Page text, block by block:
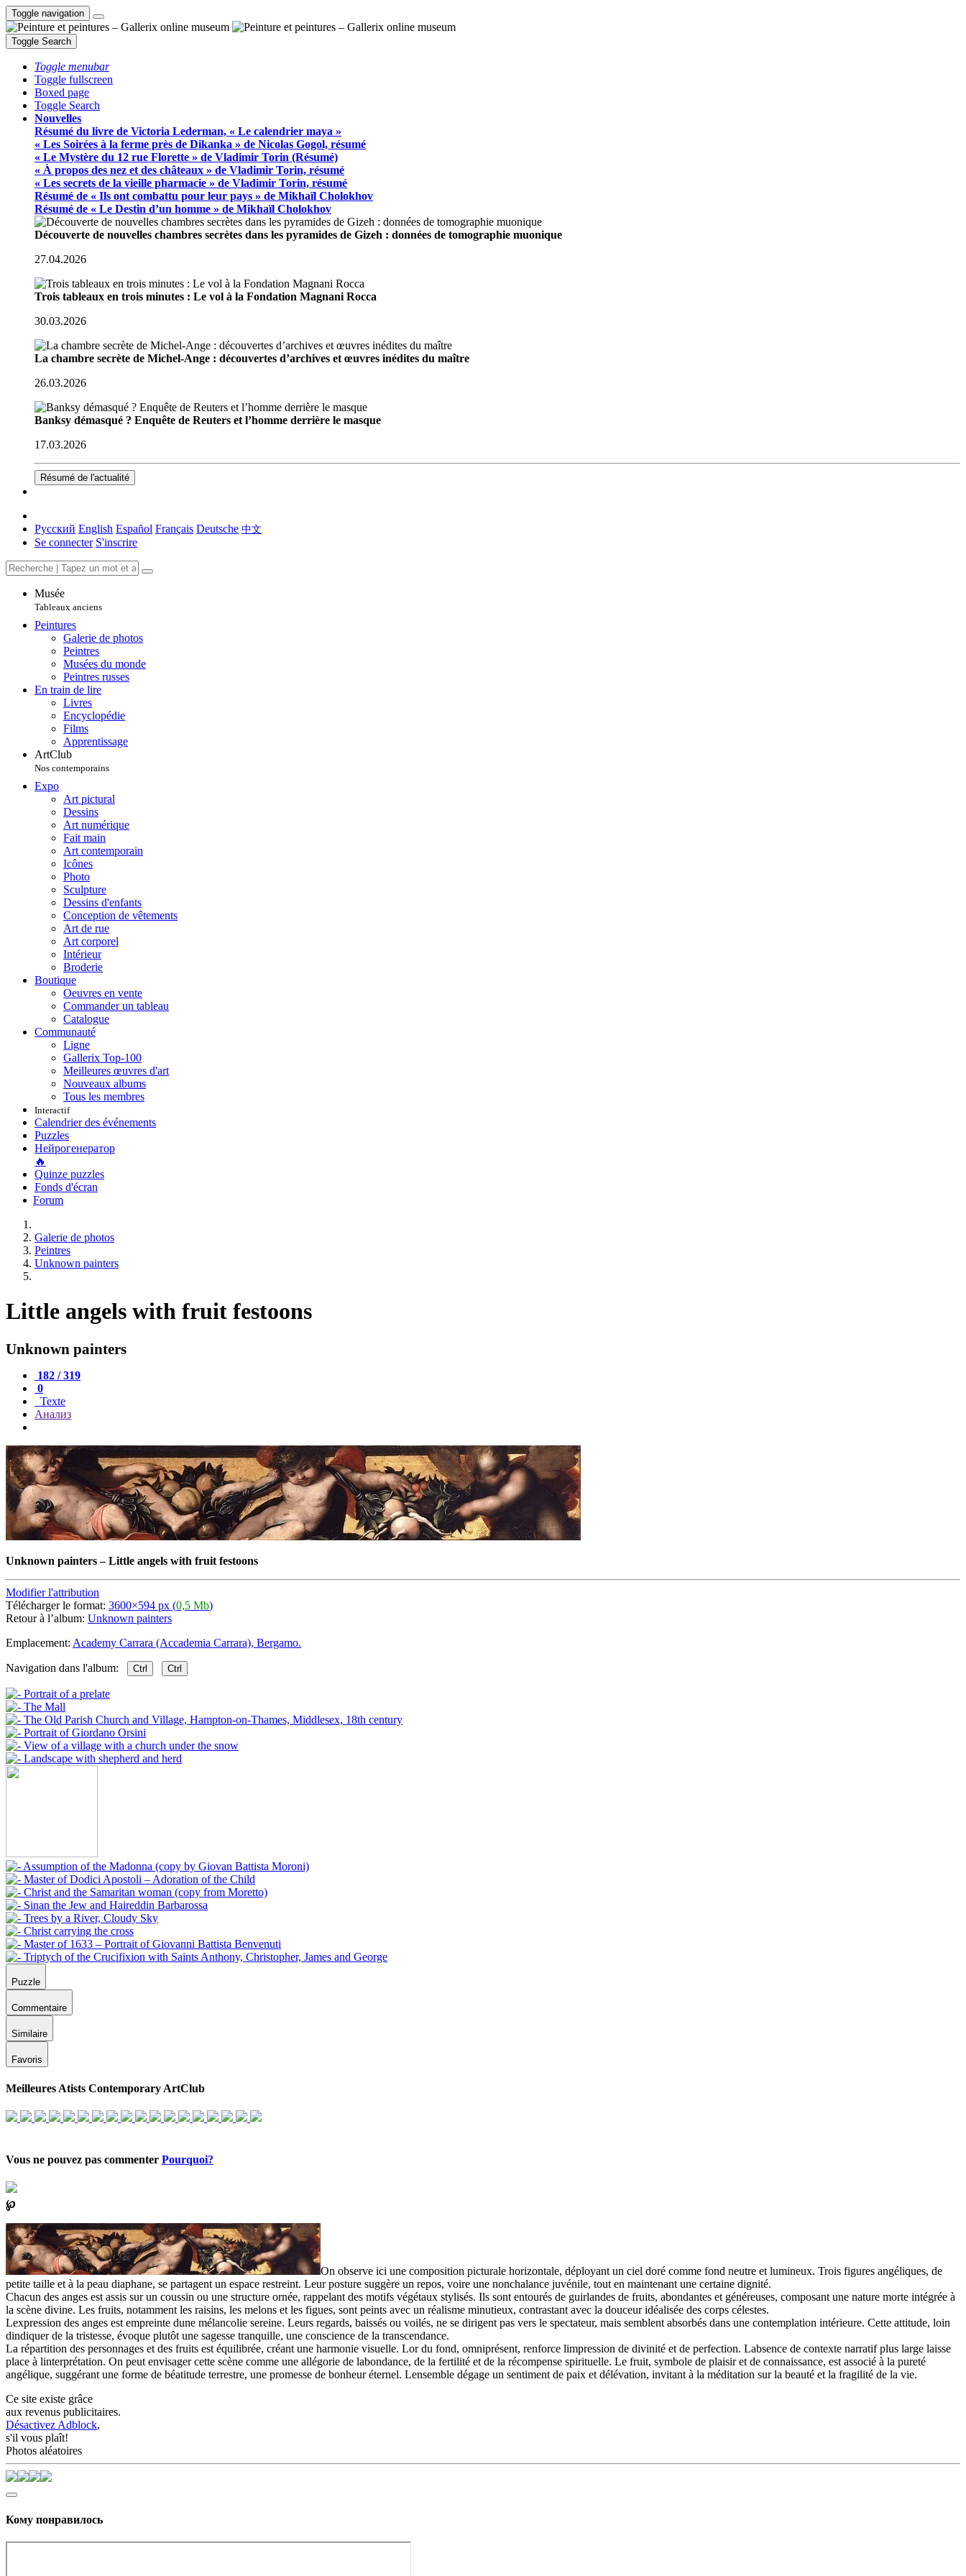
Toggle navigation
Toggle Search
Toggle menubar
Toggle fullscreen
Boxed page
Toggle Search
Nouvelles
Résumé du livre de Victoria Lederman, « Le calendrier maya »
« Les Soirées à la ferme près de Dikanka » de Nicolas Gogol, résumé
« Le Mystère du 12 rue Florette » de Vladimir Torin (Résumé)
« À propos des nez et des châteaux » de Vladimir Torin, résumé
« Les secrets de la vieille pharmacie » de Vladimir Torin, résumé
Résumé de « Ils ont combattu pour leur pays » de Mikhaïl Cholokhov
Résumé de « Le Destin d’un homme » de Mikhaïl Cholokhov
Découverte de nouvelles chambres secrètes dans les pyramides de Gizeh : données de tomographie muonique
27.04.2026
Trois tableaux en trois minutes : Le vol à la Fondation Magnani Rocca
30.03.2026
La chambre secrète de Michel-Ange : découvertes d’archives et œuvres inédites du maître
26.03.2026
Banksy démasqué ? Enquête de Reuters et l’homme derrière le masque
17.03.2026
Résumé de l'actualité
Русский English Español Français Deutsche 中文
Se connecter S'inscrire
Musée
Tableaux anciens
Peintures
Galerie de photos
Peintres
Musées du monde
Peintres russes
En train de lire
Livres
Encyclopédie
Films
Apprentissage
ArtClub
Nos contemporains
Expo
Art pictural
Dessins
Art numérique
Fait main
Art contemporain
Icônes
Photo
Sculpture
Dessins d'enfants
Conception de vêtements
Art de rue
Art corporel
Intérieur
Broderie
Boutique
Oeuvres en vente
Commander un tableau
Catalogue
Communauté
Ligne
Gallerix Top-100
Meilleures œuvres d'art
Nouveaux albums
Tous les membres
Interactif
Calendrier des événements
Puzzles
Нейрогенератор
🔥
Quinze puzzles
Fonds d'écran
Forum
Galerie de photos
Peintres
Unknown painters
Little angels with fruit festoons
Unknown painters
182 / 319
0
Texte
Анализ
Unknown painters–Little angels with fruit festoons
Modifier l'attribution
Télécharger le format: 3600×594 px (0,5 Mb)
Retour à l’album: Unknown painters
Emplacement: Academy Carrara (Accademia Carrara), Bergamo.
Navigation dans l'album: Ctrl Ctrl
Puzzle
Commentaire
Similaire
Favoris
Meilleures Atists Contemporary ArtClub
Vous ne pouvez pas commenter Pourquoi?
℘
On observe ici une composition picturale horizontale, déployant un ciel doré comme fond neutre et lumineux. Trois figures angéliques, de
petite taille et à la peau diaphane, se partagent un espace restreint. Leur posture suggère un repos, voire une nonchalance juvénile, tout en maintenant une certaine dignité.
Chacun des anges est assis sur un coussin ou une structure ornée, rappelant des motifs végétaux stylisés. Ils sont entourés de guirlandes de fruits, abondantes et généreuses, composant une nature morte intégrée à
la scène divine. Les fruits, notamment les raisins, les melons et les figues, sont peints avec un réalisme minutieux, contrastant avec la douceur idéalisée des corps célestes.
Lexpression des anges est empreinte dune mélancolie sereine. Leurs regards, baissés ou voilés, ne se dirigent pas vers le spectateur, mais semblent absorbés dans une contemplation intérieure. Cette attitude, loin
dindiquer de la tristesse, évoque plutôt une sagesse tranquille, une conscience de la transcendance.
La répartition des personnages et des fruits est équilibrée, créant une harmonie visuelle. Lor du fond, omniprésent, renforce limpression de divinité et de perfection. Labsence de contexte narratif plus large laisse
place à linterprétation. On peut envisager cette scène comme une allégorie de labondance, de la fertilité et de la récompense spirituelle. Le fruit, symbole de plaisir et de connaissance, est associé à la pureté
angélique, suggérant une forme de béatitude terrestre, une promesse de bonheur éternel. Lensemble dégage un sentiment de paix et délévation, invitant à la méditation sur la beauté et la fragilité de la vie.
Ce site existe grâce
aux revenus publicitaires.
Désactivez Adblock,
s'il vous plaît!
Photos aléatoires
Кому понравилось